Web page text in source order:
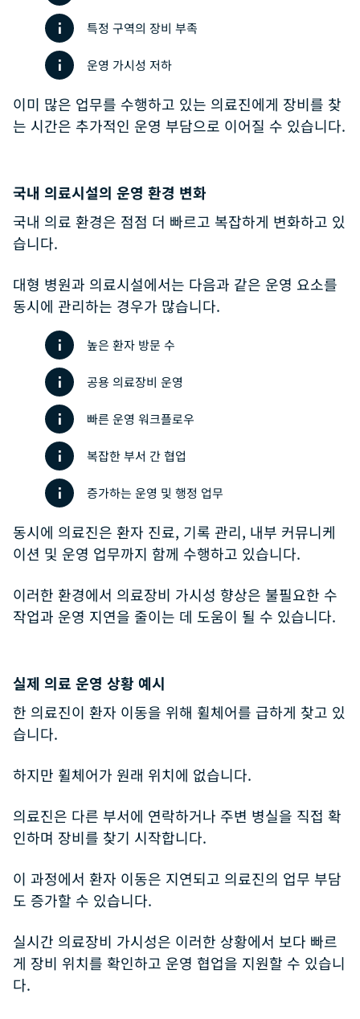
특정 구역의 장비 부족
운영 가시성 저하
이미 많은 업무를 수행하고 있는 의료진에게 장비를 찾
는 시간은 추가적인 운영 부담으로 이어질 수 있습니다.
국내 의료시설의 운영 환경 변화
국내 의료 환경은 점점 더 빠르고 복잡하게 변화하고 있
습니다.
대형 병원과 의료시설에서는 다음과 같은 운영 요소를
동시에 관리하는 경우가 많습니다.
높은 환자 방문 수
공용 의료장비 운영
빠른 운영 워크플로우
복잡한 부서 간 협업
증가하는 운영 및 행정 업무
동시에 의료진은 환자 진료, 기록 관리, 내부 커뮤니케
이션 및 운영 업무까지 함께 수행하고 있습니다.
이러한 환경에서 의료장비 가시성 향상은 불필요한 수
작업과 운영 지연을 줄이는 데 도움이 될 수 있습니다.
실제 의료 운영 상황 예시
한 의료진이 환자 이동을 위해 휠체어를 급하게 찾고 있
습니다.
하지만 휠체어가 원래 위치에 없습니다.
의료진은 다른 부서에 연락하거나 주변 병실을 직접 확
인하며 장비를 찾기 시작합니다.
이 과정에서 환자 이동은 지연되고 의료진의 업무 부담
도 증가할 수 있습니다.
실시간 의료장비 가시성은 이러한 상황에서 보다 빠르
게 장비 위치를 확인하고 운영 협업을 지원할 수 있습니
다.